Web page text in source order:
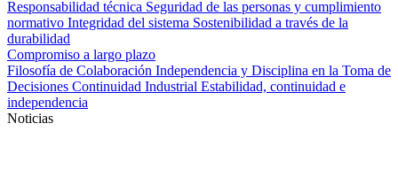
Responsabilidad técnica Seguridad de las personas y cumplimiento
normativo Integridad del sistema Sostenibilidad a través de la
durabilidad
Compromiso a largo plazo
Filosofía de Colaboración Independencia y Disciplina en la Toma de
Decisiones Continuidad Industrial Estabilidad, continuidad e
independencia
Noticias